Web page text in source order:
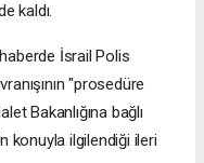
kaldı.
İsrail Polis
"prosedüre
Bakanlığına bağlı
konuyla ilgilendiği ileri